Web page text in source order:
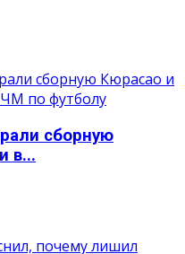
сборную
в...